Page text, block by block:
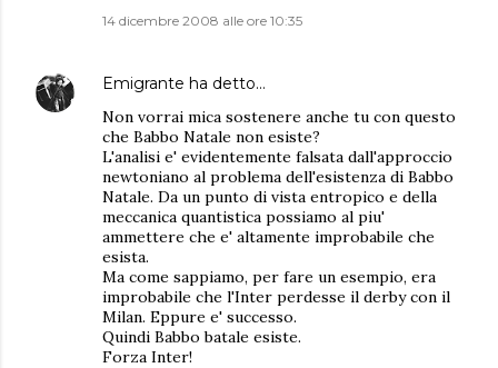
14 dicembre 2008 alle ore 10:35
Emigrante ha detto…
Non vorrai mica sostenere anche tu con questo
che Babbo Natale non esiste?
L'analisi e' evidentemente falsata dall'approccio
newtoniano al problema dell'esistenza di Babbo
Natale. Da un punto di vista entropico e della
meccanica quantistica possiamo al piu'
ammettere che e' altamente improbabile che
esista.
Ma come sappiamo, per fare un esempio, era
improbabile che l'Inter perdesse il derby con il
Milan. Eppure e' successo.
Quindi Babbo batale esiste.
Forza Inter!